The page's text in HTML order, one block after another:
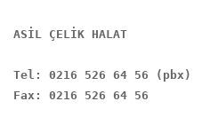
ASİL ÇELİK HALAT
Tel: 0216 526 64 56 (pbx)
Fax: 0216 526 64 56